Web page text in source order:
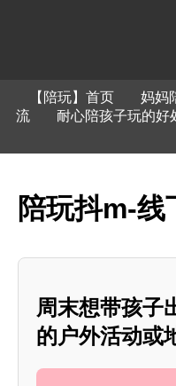
【陪玩】首页 妈妈
流
耐心陪孩子玩的好
陪玩抖m-
周末想带孩子
的户外活动或